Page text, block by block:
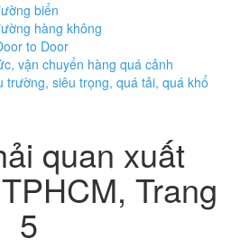
biển
hàng không
to Door
vận chuyển hàng quá cảnh
trường, siêu trọng, quá tải, quá khổ
quan xuất
Trang
5